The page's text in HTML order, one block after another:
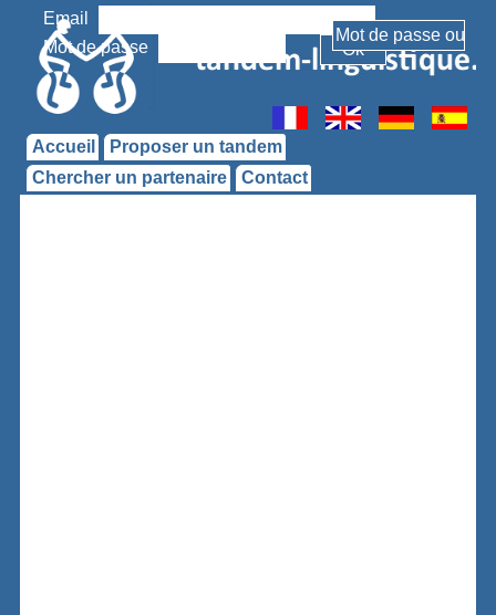
Email
Mot de passe
Accueil
Proposer un tandem
Chercher un partenaire
Contact